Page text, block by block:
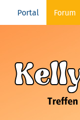
Portal Forum